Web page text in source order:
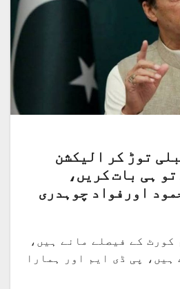
توڑ کر الیکشن
ہی بات کریں،
اورفواد چوہدری
کورٹ کے فیصلے مانے ہیں،
ہیں، پی ڈی ایم اور ہمارا